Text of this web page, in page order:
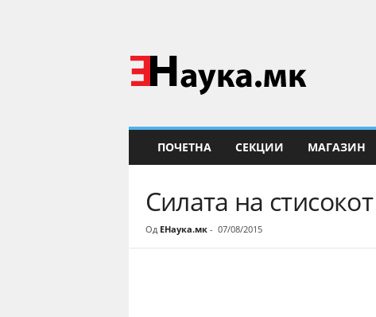
Н
а
у
ПОЧЕТНА СЕКЦИИ МАГАЗИН
Силата на
Од ЕНаука.мк- 07/08/2015